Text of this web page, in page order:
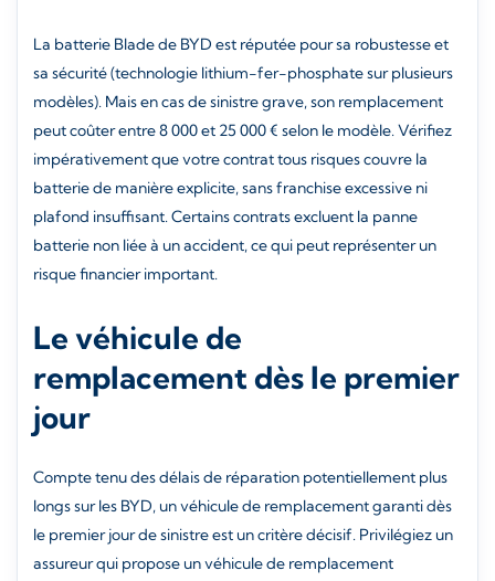
La batterie Blade de BYD est réputée pour sa robustesse et
sa sécurité (technologie lithium-fer-phosphate sur plusieurs
modèles). Mais en cas de sinistre grave, son remplacement
peut coûter entre 8 000 et 25 000 € selon le modèle. Vérifiez
impérativement que votre contrat tous risques couvre la
batterie de manière explicite, sans franchise excessive ni
plafond insuffisant. Certains contrats excluent la panne
batterie non liée à un accident, ce qui peut représenter un
risque financier important.
Le véhicule de
remplacement dès le premier
jour
Compte tenu des délais de réparation potentiellement plus
longs sur les BYD, un véhicule de remplacement garanti dès
le premier jour de sinistre est un critère décisif. Privilégiez un
assureur qui propose un véhicule de remplacement